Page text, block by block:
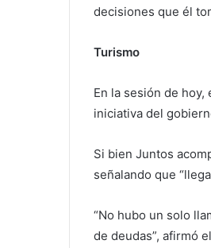
decisiones que él
Turismo
En la sesión de
iniciativa del
Si bien Juntos
señalando que
“No hubo un solo
de deudas”, afirmó